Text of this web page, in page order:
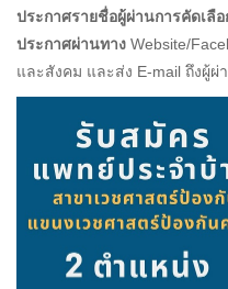
ประกาศรายชื่อผู้ผ่านการคัดเลือ
ประกาศผ่านทาง Website/
และสังคม และส่ง E-mail ถึงผู้ผ่